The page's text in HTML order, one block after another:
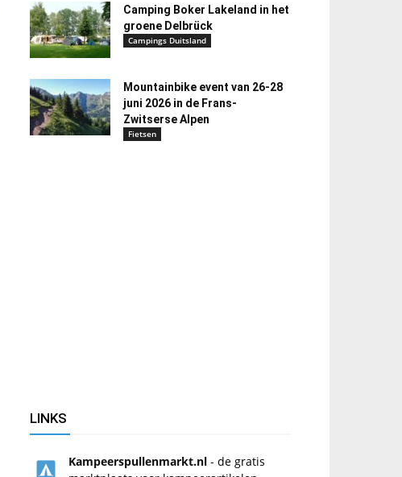
Camping Boker Lakeland in het
groene Delbrück
Campings Duitsland
Mountainbike event van 26-28
juni 2026 in de Frans-
Zwitserse Alpen
Fietsen
LINKS
Kampeerspullenmarkt.nl - de gratis